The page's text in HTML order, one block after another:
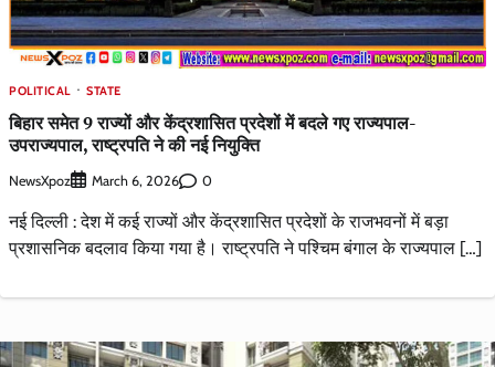
POLITICAL STATE
बिहार समेत 9 राज्यों और केंद्रशासित प्रदेशों में बदले गए राज्यपाल-
उपराज्यपाल, राष्ट्रपति ने की नई नियुक्ति
NewsXpoz March 6, 2026 0
नई दिल्ली : देश में कई राज्यों और केंद्रशासित प्रदेशों के राजभवनों में बड़ा
प्रशासनिक बदलाव किया गया है। राष्ट्रपति ने पश्चिम बंगाल के राज्यपाल […]